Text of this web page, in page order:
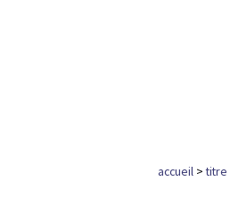
accueil >titre